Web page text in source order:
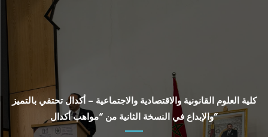
كلية العلوم القانونية والاقتصادية والاجتماعية – أكدال تحتفي بالتميز
والإبداع في النسخة الثانية من “مواهب أكدال”